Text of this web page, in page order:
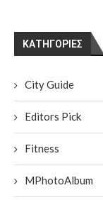
KΑΤΗΓΟΡΊΕΣ
City Guide
Editors Pick
Fitness
MPhotoAlbum